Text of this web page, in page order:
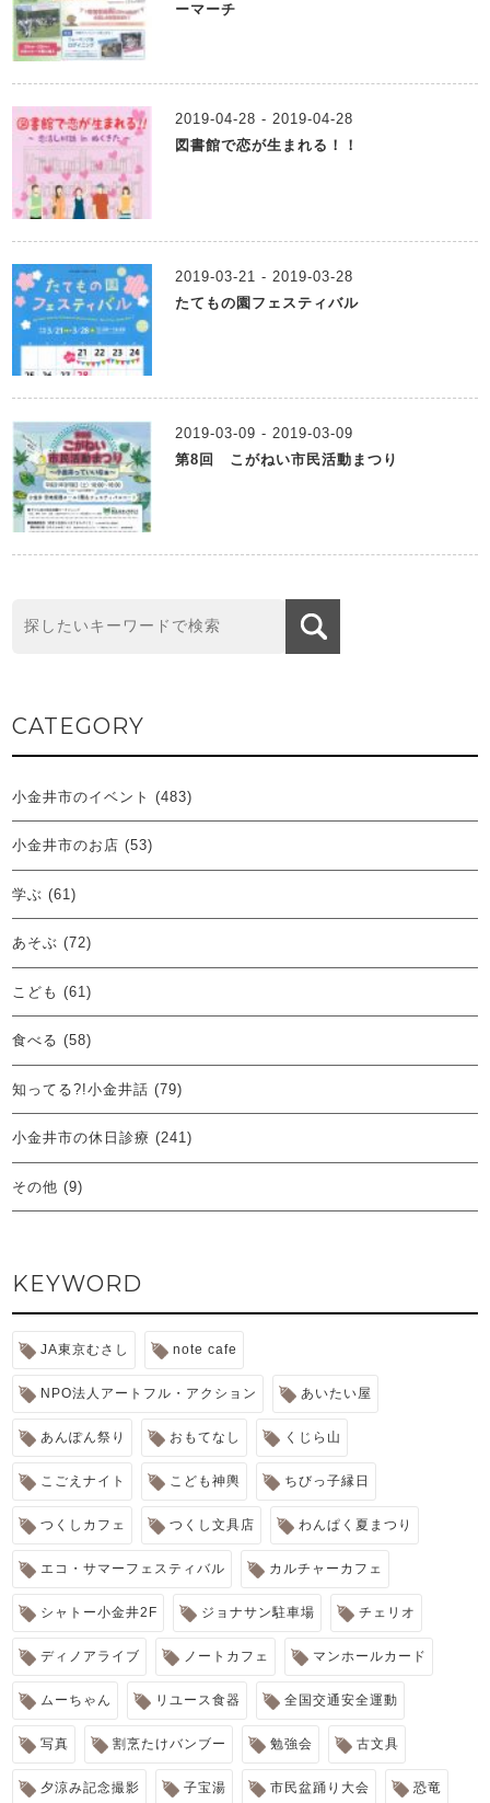
ーマーチ
2019-04-28 - 2019-04-28
図書館で恋が生まれる！！
2019-03-21 - 2019-03-28
たてもの園フェスティバル
2019-03-09 - 2019-03-09
第8回 こがねい市民活動まつり
CATEGORY
小金井市のイベント (483)
小金井市のお店 (53)
学ぶ (61)
あそぶ (72)
こども (61)
食べる (58)
知ってる?!小金井話 (79)
小金井市の休日診療 (241)
その他 (9)
KEYWORD
JA東京むさし note cafe
NPO法人アートフル・アクション あいたい屋
あんぽん祭り おもてなし くじら山
こごえナイト こども神輿 ちびっ子縁日
つくしカフェ つくし文具店 わんぱく夏まつり
エコ・サマーフェスティバル カルチャーカフェ
シャトー小金井2F ジョナサン駐車場 チェリオ
ディノアライブ ノートカフェ マンホールカード
ムーちゃん リユース食器 全国交通安全運動
写真 割烹たけバンブー 勉強会 古文具
夕涼み記念撮影 子宝湯 市民盆踊り大会 恐竜